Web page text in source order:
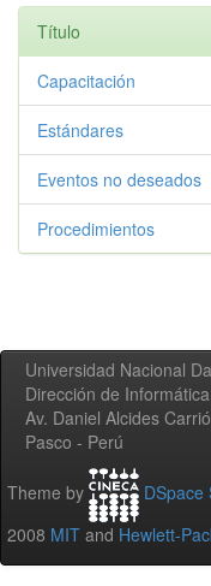
Título
Capacitación
Estándares
Eventos no deseados
Procedimientos
Universidad Nacional
Dirección de Informática
Av. Daniel Alcides
Pasco - Perú
Theme by DSpace
2008 MIT and Hewlett-